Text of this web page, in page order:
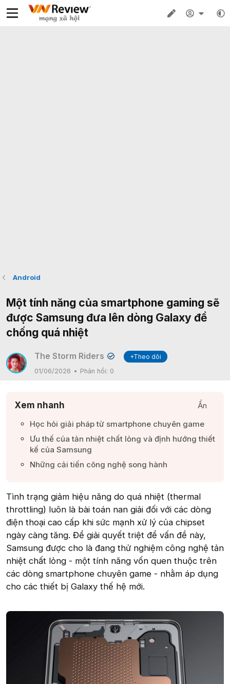
Android
Một tính năng của smartphone gaming sẽ
được Samsung đưa lên dòng Galaxy để
chống quá nhiệt
The Storm Riders ✔
+Theo dõi
01/06/2026
Phản hồi: 0
Xem nhanh
Ẩn
Học hỏi giải pháp từ smartphone chuyên game​
Ưu thế của tản nhiệt chất lỏng và định hướng thiết
kế của Samsung​
Những cải tiến công nghệ song hành​
Tình trạng giảm hiệu năng do quá nhiệt (thermal
throttling) luôn là bài toán nan giải đối với các dòng
điện thoại cao cấp khi sức mạnh xử lý của chipset
ngày càng tăng. Để giải quyết triệt để vấn đề này,
Samsung được cho là đang thử nghiệm công nghệ tản
nhiệt chất lỏng - một tính năng vốn quen thuộc trên
các dòng smartphone chuyên game - nhằm áp dụng
cho các thiết bị Galaxy thế hệ mới.